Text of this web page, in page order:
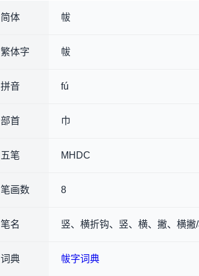
简体 帗
繁体字 帗
拼音 fú
部首 巾
五笔 MHDC
笔画数 8
笔名 竖、横折钩、竖、横、撇、横撇/
词典 帗字词典